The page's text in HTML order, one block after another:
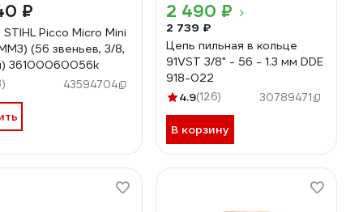
₽
Picco Micro Mini
(56 звеньев, 3/8,
36100060056k
43594704
2 490 ₽
2 739 ₽
Цепь пильная в кольце
91VST 3/8" - 56 - 1.3 мм DDE
918-022
4.9(126) 30789471
В корзину